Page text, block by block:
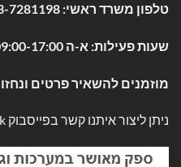
טלפון משרד ראשי: 7281198
שעות פעילות: א-ה 09:00-17:00, ימי שישי 09:00-13:00
מוזמנים להשאיר פרטים
ניתן ליצור איתנו קשר בפייסבוק